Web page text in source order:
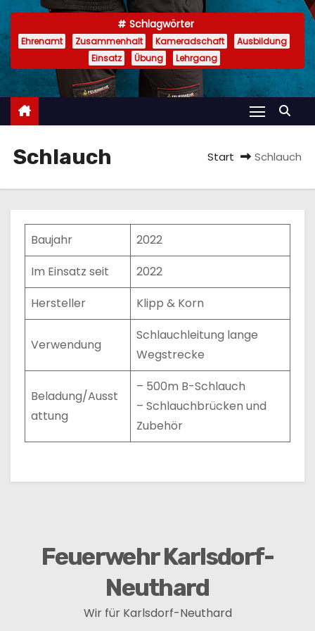
n
Schlagwörter
Ehrenamt Zusammenhalt Kameradschaft
Ausbildung
Einsatz
Übung Lehrgang
Schlauch Start Schlauch
Baujahr
2022
Im Einsatz seit
2022
Hersteller
Klipp & Korn
Verwendung
Schlauchleitung lange
Wegstrecke
Beladung/Ausst
attung
– 500m B-Schlauch
– Schlauchbrücken und
Zubehör
Feuerwehr Karlsdorf-
Neuthard
Wir für Karlsdorf-Neuthard